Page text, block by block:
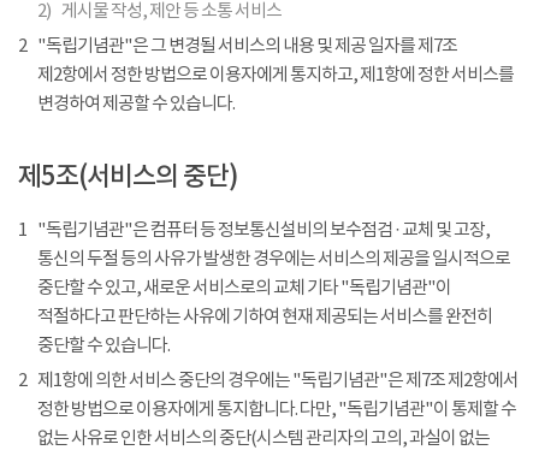
2) 게시물 작성, 제안 등 소통 서비스
2 "독립기념관"은 그 변경될 서비스의 내용 및 제공 일자를 제7조
제2항에서 정한 방법으로 이용자에게 통지하고, 제1항에 정한 서비스를
변경하여 제공할 수 있습니다.
제5조(서비스의 중단)
1 "독립기념관"은 컴퓨터 등 정보통신설비의 보수점검 · 교체 및 고장,
통신의 두절 등의 사유가 발생한 경우에는 서비스의 제공을 일시적으로
중단할 수 있고, 새로운 서비스로의 교체 기타 "독립기념관"이
적절하다고 판단하는 사유에 기하여 현재 제공되는 서비스를 완전히
중단할 수 있습니다.
2 제1항에 의한 서비스 중단의 경우에는 "독립기념관"은 제7조 제2항에서
정한 방법으로 이용자에게 통지합니다. 다만, "독립기념관"이 통제할 수
없는 사유로 인한 서비스의 중단(시스템 관리자의 고의, 과실이 없는